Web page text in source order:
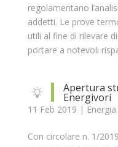
regolamentano
addetti. Le prove
utili al fine di rilevare
portare a notevoli
Apertura
Energivori
11 Feb 2019 | Energia
Con circolare n. 1/